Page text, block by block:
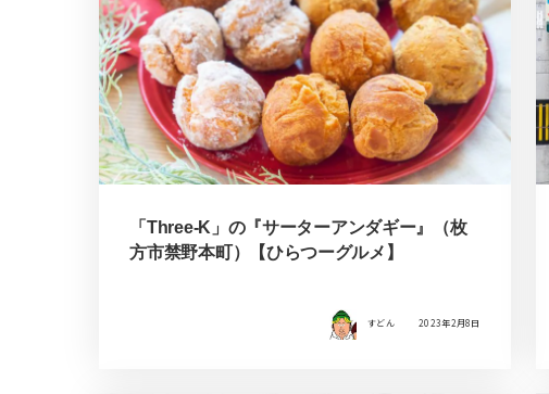
「Three-K」の『サーターアンダギー』（枚
方市禁野本町）【ひらつーグルメ】
すどん 2023年2月8日